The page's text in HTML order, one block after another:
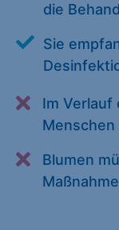
die
Sie
Im Verlauf
Menschen
Blumen
Alle
Essenziell (1)
Essenzielle